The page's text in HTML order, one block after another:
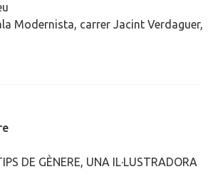
Modernista, carrer Jacint Verdaguer,
DE GÈNERE, UNA IL·LUSTRADORA